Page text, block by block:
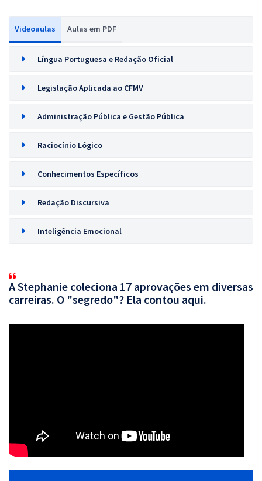
Videoaulas Aulas em PDF
Língua Portuguesa e Redação Oficial
Legislação Aplicada ao CFMV
Administração Pública e Gestão Pública
Raciocínio Lógico
Conhecimentos Específicos
Redação Discursiva
Inteligência Emocional
A Stephanie coleciona 17 aprovações em diversas
carreiras. O "segredo"? Ela contou aqui.